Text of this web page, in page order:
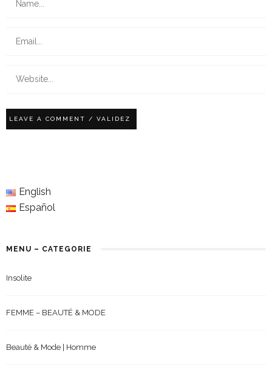
English
Español
MENU – CATEGORIE
Insolite
FEMME – BEAUTÉ & MODE
Beauté & Mode | Homme